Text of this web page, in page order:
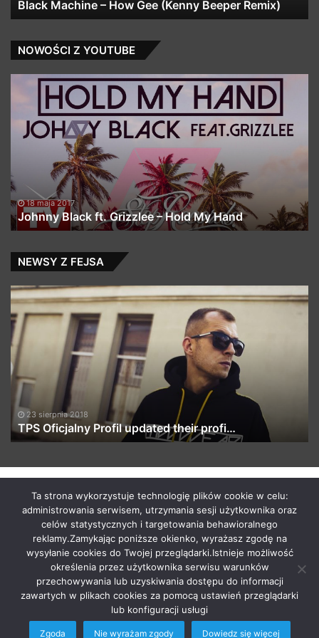
Black Machine – How Gee (Kenny Beeper Remix)
NOWOŚCI Z YOUTUBE
Johnny
Grizzlee
Hand
18 maja 2017
Johnny Black ft. Grizzlee – Hold My Hand
NEWSY Z FEJSA
TPS
Oficjalny
Profil
updated
their
profi…
23 sierpnia 2018
TPS Oficjalny Profil updated their profi…
by macabrismix 2019
Pranie Tapicerki /Myjnia Samochodowa/ Who is the killer
Hosting Stron WWW Racibórz/Przewozy Międzynarodowe
Krawcowa Szwalnia/Meble Racibórz
START
Radio Newsy Z Fejsa
Newsy Z Klubów
Nowości Z Youtuba
Soundcloud Nadaje
Imprezy Koncert
Festiwale
KONTAKT
Ta strona wykorzystuje technologię plików cookie w celu:
administrowania serwisem, utrzymania sesji użytkownika oraz
celów statystycznych i targetowania behawioralnego
reklamy.Zamykając poniższe okienko, wyrażasz zgodę na
wysyłanie cookies do Twojej przeglądarki.Istnieje możliwość
określenia przez użytkownika serwisu warunków
przechowywania lub uzyskiwania dostępu do informacji
zawartych w plikach cookies za pomocą ustawień przeglądarki
lub konfiguracji usługi
Zgoda Nie wyrażam zgody Dowiedz się więcej